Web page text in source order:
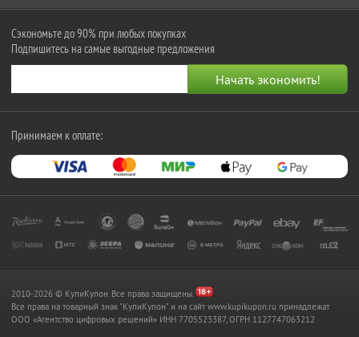
Сэкономьте до 90% при любых покупках
Подпишитесь на самые выгодные предложения
Принимаем к оплате:
2010-2026 © КупиКупон. Все права защищены.
Все права на товарный знак "КупиКупон" и на сайт www.kupikupon.ru принадлежат
OOO «Агентство цифровых решений» ИНН 7705523387, ОГРН 1127747063212